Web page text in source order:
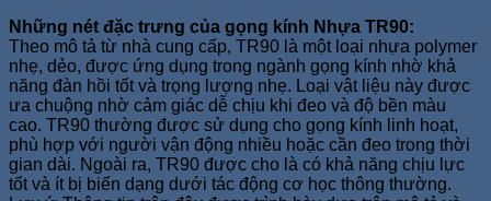
Những nét đặc trưng của gọng kính Nhựa TR90:
Theo mô tả từ nhà cung cấp, TR90 là một loại nhựa polymer
nhẹ, dẻo, được ứng dụng trong ngành gọng kính nhờ khả
năng đàn hồi tốt và trọng lượng nhẹ. Loại vật liệu này được
ưa chuộng nhờ cảm giác dễ chịu khi đeo và độ bền màu
cao. TR90 thường được sử dụng cho gọng kính linh hoạt,
phù hợp với người vận động nhiều hoặc cần đeo trong thời
gian dài. Ngoài ra, TR90 được cho là có khả năng chịu lực
tốt và ít bị biến dạng dưới tác động cơ học thông thường.